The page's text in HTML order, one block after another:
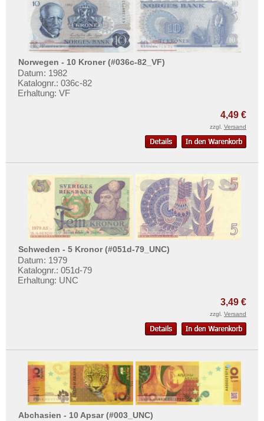
Impressum
Norwegen - 10 Kroner (#036c-82_VF)
Datum: 1982
Katalognr.: 036c-82
Erhaltung: VF
4,49 €
zzgl. Versand
Schweden - 5 Kronor (#051d-79_UNC)
Datum: 1979
Katalognr.: 051d-79
Erhaltung: UNC
3,49 €
zzgl. Versand
Abchasien - 10 Apsar (#003_UNC)